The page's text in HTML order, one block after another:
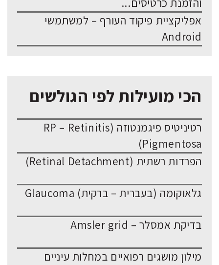
והזמנת כרטיסים...
אפליקציית פיקוד העורף – למשתמשי
Android
הכי מועילות לפי הגולשים
רטיניטיס פיגמנטוזה (RP – Retinitis
Pigmentosa)
הפרדות רשתית (Retinal Detachment)
גלאוקומה (בעברית – ברקית) Glaucoma
בדיקת אמסלר – Amsler grid
מילון מושגים רפואיים במחלות עיניים